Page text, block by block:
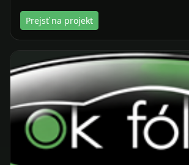
Prejsť na projekt